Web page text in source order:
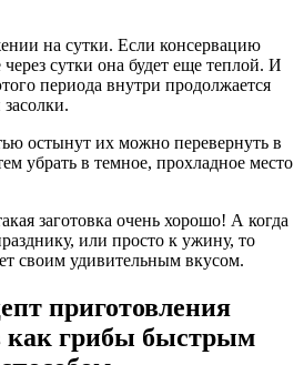
на сутки. Если консервацию
сутки она будет еще теплой. И
периода внутри продолжается
остынут их можно перевернуть в
убрать в темное, прохладное место
заготовка очень хорошо! А когда
или просто к ужину, то
своим удивительным вкусом.
приготовления
как грибы быстрым